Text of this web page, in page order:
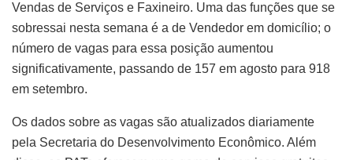
Vendas de Serviços e Faxineiro. Uma das funções que se
sobressai nesta semana é a de Vendedor em domicílio; o
número de vagas para essa posição aumentou
significativamente, passando de 157 em agosto para 918
em setembro.
Os dados sobre as vagas são atualizados diariamente
pela Secretaria do Desenvolvimento Econômico. Além